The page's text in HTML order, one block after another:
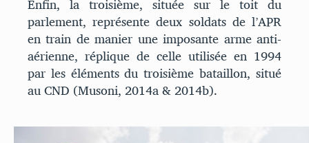
parlement, représente deux soldats de l’APR
en train de manier une imposante arme anti-
aérienne, réplique de celle utilisée en 1994
par les éléments du troisième bataillon, situé
au CND (Musoni, 2014a & 2014b).